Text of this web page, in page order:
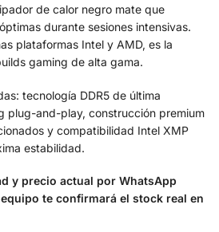
de calor negro mate que
durante sesiones intensivas.
plataformas Intel y AMD, es la
gaming de alta gama.
tecnología DDR5 de última
plug-and-play, construcción premium
y compatibilidad Intel XMP
estabilidad.
y precio actual por WhatsApp
te confirmará el stock real en